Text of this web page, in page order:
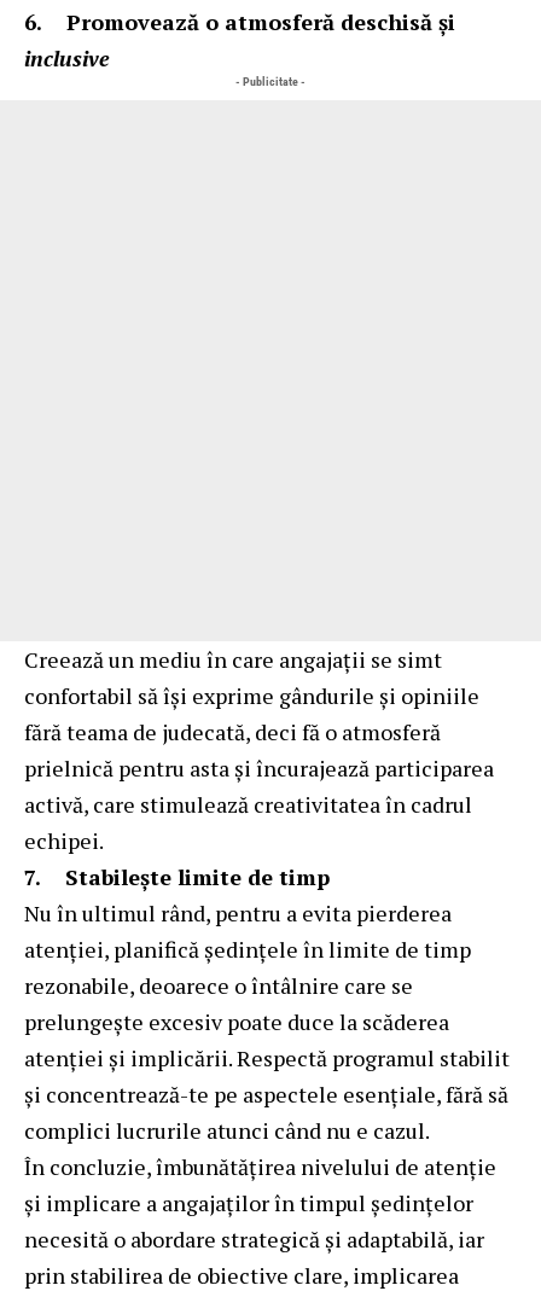
6.
Promovează o atmosferă deschisă și
inclusive
- Publicitate -
Creează un mediu în care angajații se simt
confortabil să își exprime gândurile și opiniile
fără teama de judecată, deci fă o atmosferă
prielnică pentru asta și încurajează participarea
activă, care stimulează creativitatea în cadrul
echipei.
7.
Stabilește limite de timp
Nu în ultimul rând, pentru a evita pierderea
atenției, planifică ședințele în limite de timp
rezonabile, deoarece o întâlnire care se
prelungește excesiv poate duce la scăderea
atenției și implicării. Respectă programul stabilit
și concentrează-te pe aspectele esențiale, fără să
complici lucrurile atunci când nu e cazul.
În concluzie, îmbunătățirea nivelului de atenție
și implicare a angajaților în timpul ședințelor
necesită o abordare strategică și adaptabilă, iar
prin stabilirea de obiective clare, implicarea